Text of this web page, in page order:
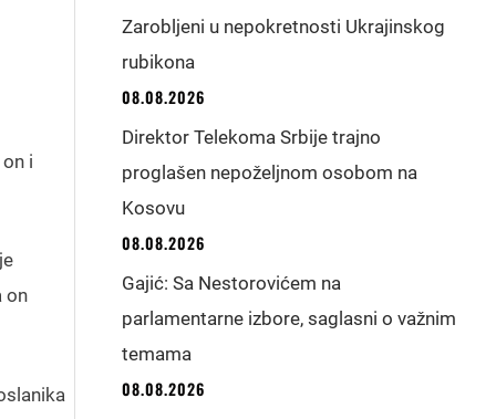
i
on
Zarobljeni u nepokretnosti Ukrajinskog
rubikona
08.08.2026
Direktor Telekoma Srbije trajno
proglašen nepoželjnom osobom na
Kosovu
08.08.2026
Gajić: Sa Nestorovićem na
parlamentarne izbore, saglasni o važnim
temama
08.08.2026